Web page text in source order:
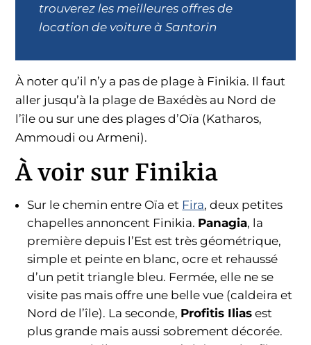
trouverez les meilleures offres de
location de voiture à Santorin
À noter qu’il n’y a pas de plage à Finikia. Il faut
aller jusqu’à la plage de Baxédès au Nord de
l’île ou sur une des plages d’Oïa (Katharos,
Ammoudi ou Armeni).
À voir sur Finikia
Sur le chemin entre Oïa et Fira, deux petites
chapelles annoncent Finikia. Panagia, la
première depuis l’Est est très géométrique,
simple et peinte en blanc, ocre et rehaussé
d’un petit triangle bleu. Fermée, elle ne se
visite pas mais offre une belle vue (caldeira et
Nord de l’île). La seconde, Profitis Ilias est
plus grande mais aussi sobrement décorée.